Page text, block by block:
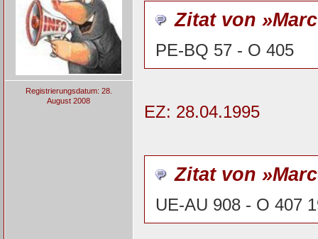
Registrierungsdatum: 28.
August 2008
Zitat von
PE-BQ 57 - O 405
EZ: 28.04.1995
Zitat von
UE-AU 908 - O 407